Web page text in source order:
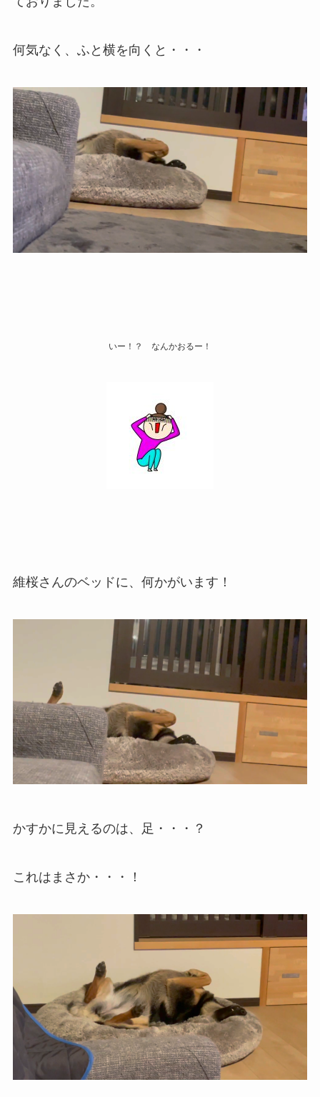
何気なく、ふと横を向くと・・・
いー！？ なんかおるー！
維桜さんのベッドに、何かがいます！
かすかに見えるのは、足・・・？
これはまさか・・・！